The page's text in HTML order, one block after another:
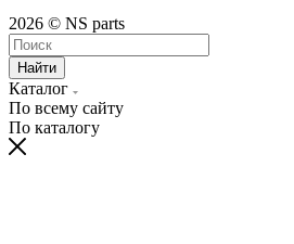
2026 © NS parts
Найти
Каталог
По всему сайту
По каталогу